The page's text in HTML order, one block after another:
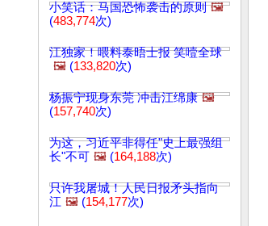
小笑话：马国恐怖袭击的原则 🖼️
(483,774次)
江独家！喂料泰晤士报 笑噎全球
🖼️ (133,820次)
杨振宁现身东莞 冲击江绵康 🖼️
(157,740次)
为这，习近平非得任"史上最强组
长"不可 🖼️ (164,188次)
只许我屠城！人民日报矛头指向
江 🖼️ (154,177次)